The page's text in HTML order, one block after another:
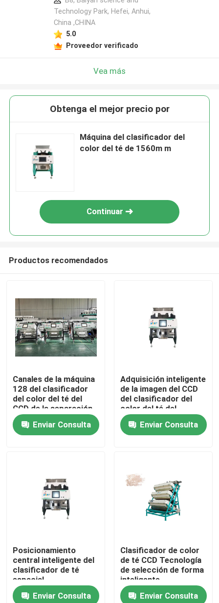
Hogar
Productos
Sobre nosotros
Control de calidad
Noticias
Pida una cita
Technology Park, Hefei, Anhui,
China ,CHINA
5.0
Proveedor verificado
Vea más
Obtenga el mejor precio por
Máquina del clasificador del
color del té de 1560m m
Continuar
Productos recomendados
Canales de la máquina
128 del clasificador
del color del té del
CCD de la separación
de la eficacia alta
Enviar Consulta
Adquisición inteligente
de la imagen del CCD
del clasificador del
color del té del
sistema de limpieza
del polvoEnviar Consulta
Posicionamiento
central inteligente del
clasificador de té
espacial
multidimensional
Enviar Consulta
Clasificador de color
de té CCD Tecnología
de selección de forma
inteligente
Enviar Consulta